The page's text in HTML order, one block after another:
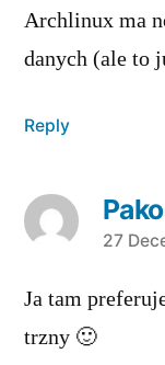
Archlinux ma
danych (ale to
Reply
says:
27
Ja tam
trzny 🙂